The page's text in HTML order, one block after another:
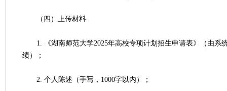
（四）上传材料
1. 《湖南师范大学2025年高校专项计划招生申请表》（由系
绩）；
2. 个人陈述（手写，1000字以内）；